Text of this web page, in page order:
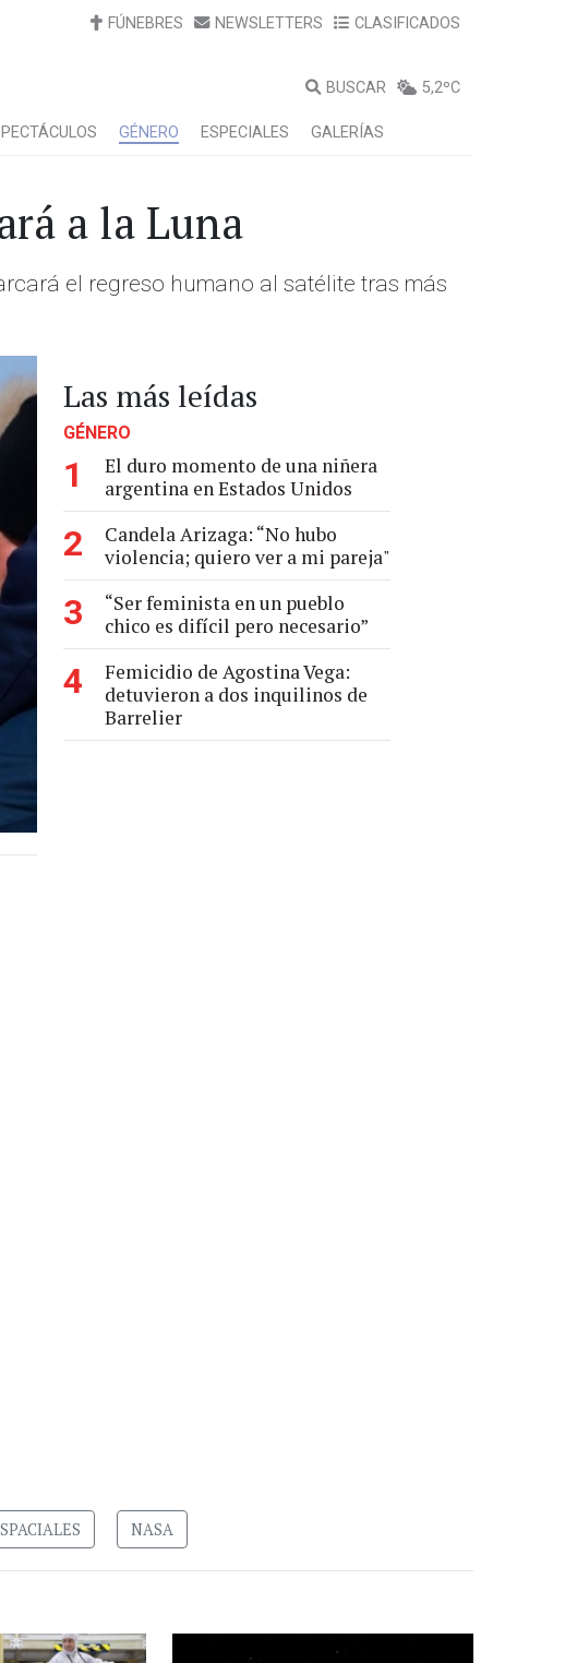
FÚNEBRES NEWSLETTERS CLASIFICADOS
BUSCAR 5,2ºC
GÉNERO ESPECIALES GALERÍAS
a la Luna
el regreso humano al satélite tras más
Las más leídas
GÉNERO
1
El duro momento de una niñera
argentina en Estados Unidos
2
Candela Arizaga: “No hubo
violencia; quiero ver a mi pareja"
3
“Ser feminista en un pueblo
chico es difícil pero necesario”
4
Femicidio de Agostina Vega:
detuvieron a dos inquilinos de
Barrelier
NASA